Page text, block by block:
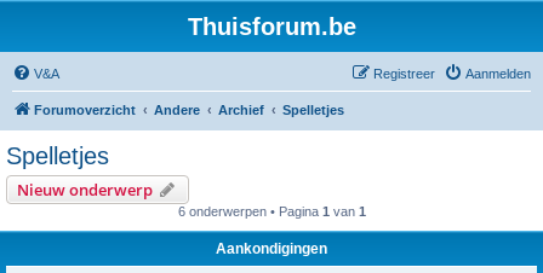
Thuisforum.be
V&A Aanmelden
Registreer
Forumoverzicht Andere Archief Spelletjes
Spelletjes
Nieuw onderwerp
6 onderwerpen • Pagina 1 van 1
Aankondigingen